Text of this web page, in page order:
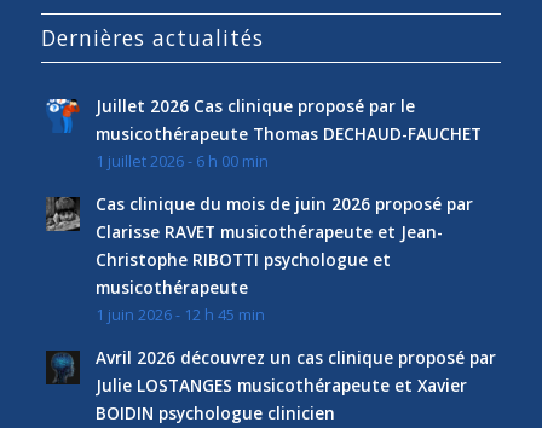
Dernières actualités
Juillet 2026 Cas clinique proposé par le
musicothérapeute Thomas DECHAUD-FAUCHET
1 juillet 2026 - 6 h 00 min
Cas clinique du mois de juin 2026 proposé par
Clarisse RAVET musicothérapeute et Jean-
Christophe RIBOTTI psychologue et
musicothérapeute
1 juin 2026 - 12 h 45 min
Avril 2026 découvrez un cas clinique proposé par
Julie LOSTANGES musicothérapeute et Xavier
BOIDIN psychologue clinicien